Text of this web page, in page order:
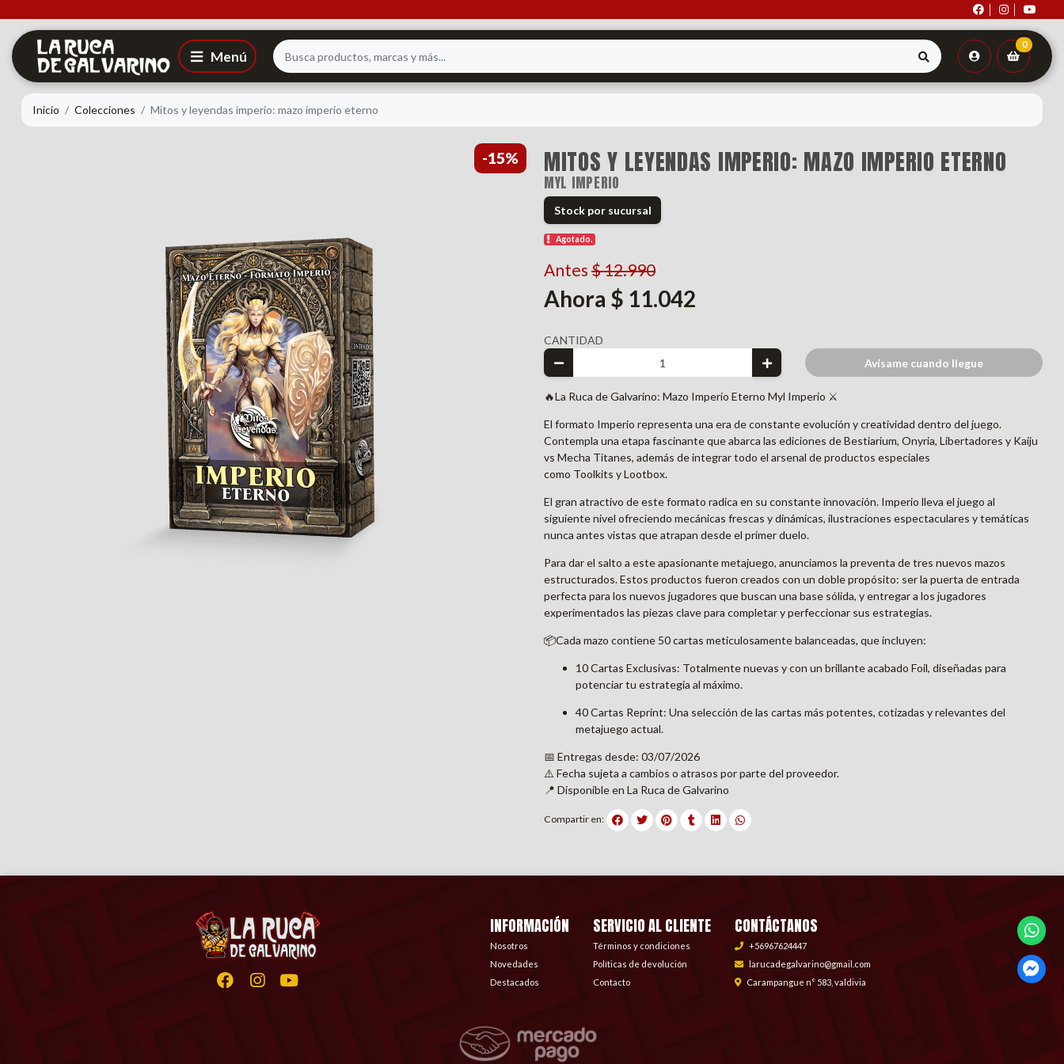
0
Inicio Colecciones Mitos y leyendas imperio: mazo imperio eterno
-15% MITOS Y LEYENDAS IMPERIO: MAZO IMPERIO ETERNO
MYL IMPERIO
Stock por sucursal
Agotado.
Antes $ 12.990
Ahora $ 11.042
CANTIDAD
Avísame cuando llegue
🔥La Ruca de Galvarino: Mazo Imperio Eterno Myl Imperio ⚔️
El formato Imperio representa una era de constante evolución y creatividad dentro del juego.
Contempla una etapa fascinante que abarca las ediciones de Bestiarium, Onyria, Libertadores y Kaiju
vs Mecha Titanes, además de integrar todo el arsenal de productos especiales
como Toolkits y Lootbox.
El gran atractivo de este formato radica en su constante innovación. Imperio lleva el juego al
siguiente nivel ofreciendo mecánicas frescas y dinámicas, ilustraciones espectaculares y temáticas
nunca antes vistas que atrapan desde el primer duelo.
Para dar el salto a este apasionante metajuego, anunciamos la preventa de tres nuevos mazos
estructurados. Estos productos fueron creados con un doble propósito: ser la puerta de entrada
perfecta para los nuevos jugadores que buscan una base sólida, y entregar a los jugadores
experimentados las piezas clave para completar y perfeccionar sus estrategias.
📦Cada mazo contiene 50 cartas meticulosamente balanceadas, que incluyen:
10 Cartas Exclusivas: Totalmente nuevas y con un brillante acabado Foil, diseñadas para
potenciar tu estrategia al máximo.
40 Cartas Reprint: Una selección de las cartas más potentes, cotizadas y relevantes del
metajuego actual.
📅 Entregas desde: 03/07/2026
⚠️ Fecha sujeta a cambios o atrasos por parte del proveedor.
📍 Disponible en La Ruca de Galvarino
Compartir en:
INFORMACIÓN
Nosotros
Novedades
Destacados
SERVICIO AL CLIENTE
Términos y condiciones
Políticas de devolución
Contacto
CONTÁCTANOS
+56967624447
larucadegalvarino@gmail.com
Carampangue n° 583, valdivia